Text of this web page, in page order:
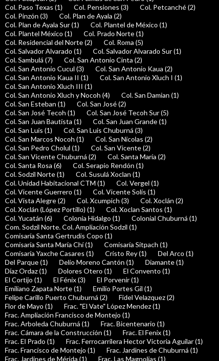
Col. Paso Texas (1)
Col. Pensiones (3)
Col. Petcanché (2)
Col. Pinzón (3)
Col. Plan de Ayala (2)
Col. Plan de Ayala Sur (1)
Col. Plantel de México (1)
Col. Plantel México (1)
Col. Prado Norte (1)
Col. Residencial del Norte (2)
Col. Roma (5)
Col. Salvador Alvarado (1)
Col. Salvador Alvarado Sur (1)
Col. Sambulá (7)
Col. San Antonio Cinta (2)
Col. San Antonio Cucul (3)
Col. San Antonio Kaua (2)
Col. San Antonio Kaua II (1)
Col. San Antonio Xluch I (1)
Col. San Antonio Xluch III (1)
Col. San Antonio Xluch y Nocoh (4)
Col. San Damian (1)
Col. San Esteban (1)
Col. San José (2)
Col. San José Tecoh (1)
Col. San José Tecoh Sur (5)
Col. San Juan Bautista (1)
Col. San Juan Grande (1)
Col. San Luis (1)
Col. San Luis Chuburná (3)
Col. San Marcos Nocoh (1)
Col. San Nicolas (2)
Col. San Pedro Cholul (1)
Col. San Vicente (2)
Col. San Vicente Chuburná (2)
Col. Santa María (2)
Col. Santa Rosa (6)
Col. Serapio Rendón (1)
Col. Sodzil Norte (1)
Col. Susulá Xoclan (1)
Col. Unidad Habitacional CTM (1)
Col. Vergel (1)
Col. Vicente Guerrero (1)
Col. Vicente Solís (1)
Col. Vista Alegre (2)
Col. Xcumpich (3)
Col. Xoclán (2)
Col. Xoclán (López Portillo) (1)
Col. Xoclan Santos (1)
Col. Yucatán (6)
Colonia Hidalgo (1)
Colonial Chuburná (1)
Com. Sodzil Norte. Col. Ampliación Sodzil (1)
Comisaría Santa Gertrudis Copo (1)
Comisaría Santa María Chí (1)
Comisaría Sitpach (1)
Comisaría Yaxche Casares (1)
Cristo Rey (1)
Del Arco (1)
Del Parque (1)
Delio Moreno Cantón (1)
Diamante (1)
Díaz Ordaz (1)
Dolores Otero (1)
El Convento (1)
El Cortijo (1)
El Fénix (3)
El Porvenir (1)
Emiliano Zapata Norte (1)
Emilio Portes Gil (1)
Felipe Carillo Puerto Chuburná (2)
Fidel Velazquez (2)
Flor de Mayo (1)
Frac. "El Vate" López Mendez (1)
Frac. Ampliación Francisco de Montejo (1)
Frac. Arboleda Chuburná (1)
Frac. Bicentenario (1)
Frac. Cámara de la Construcción (1)
Frac. El Fenix (1)
Frac. El Prado (1)
Frac. Ferrocarrilera Hector Victoria Aguilar (1)
Frac. Francisco de Montejo (1)
Frac. Jardines de Chuburná (1)
Frac. Jardines de Mérida (1)
Frac. Las Magnolias (1)